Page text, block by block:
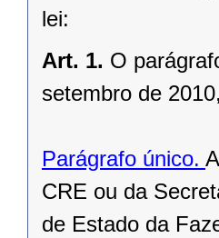
lei:
Art. 1. O
setembro de
Parágrafo único.
CRE ou da
de Estado da